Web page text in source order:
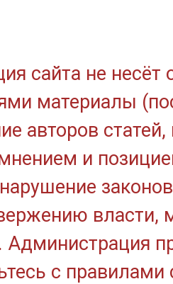
сайта не
материалы
авторов
и
власти,
Администрация
с правилами